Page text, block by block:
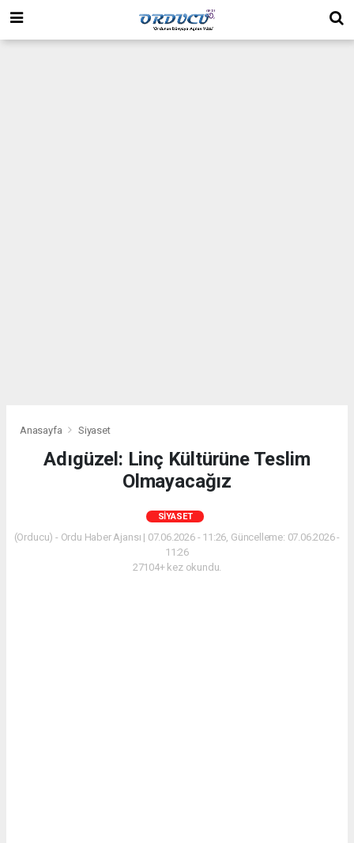
Anasayfa Siyaset
Adıgüzel: Linç Kültürüne Teslim
Olmayacağız
SIYASET
(Orducu) - Ordu Haber Ajansı | 07.06.2026 - 11:26, Güncelleme: 07.06.2026 -
11:26
27104+ kez okundu.